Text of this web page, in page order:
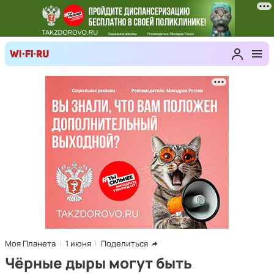
Моя Планета 1 июня Поделиться
Чёрные дыры могут быть